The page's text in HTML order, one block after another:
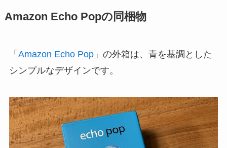
Amazon Echo Popの同梱物
「 Amazon Echo Pop」の外箱は、青を基調とした
シンプルなデザインです。